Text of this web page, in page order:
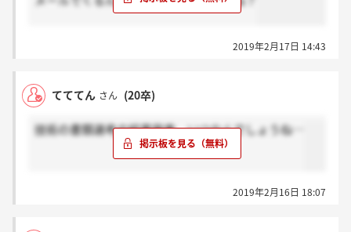
2019年2月17日 14:43
てててん さん (20卒)
技術の書類選考の結果発表、いつなんでしょうね…
2019年2月16日 18:07